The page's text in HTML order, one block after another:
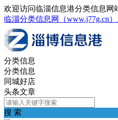
欢迎访问临淄信息港分类信息网
临淄分类信息网（www.j77g.cn
分类信息
分类信息
同城好店
头条文章
搜 索